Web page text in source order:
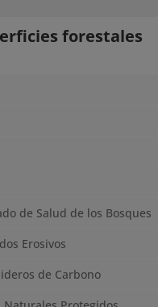
forestales
de Salud de los Bosques
Erosivos
de Carbono